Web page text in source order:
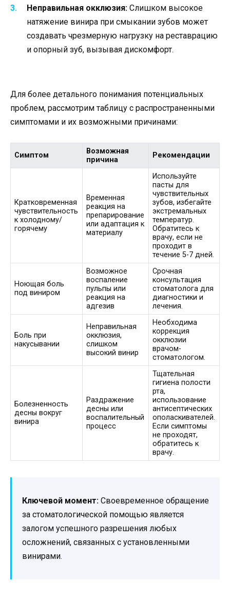
Неправильная окклюзия: Слишком высокое
натяжение винира при смыкании зубов может
создавать чрезмерную нагрузку на реставрацию
и опорный зуб, вызывая дискомфорт.
Для более детального понимания потенциальных
проблем, рассмотрим таблицу с распространенными
симптомами и их возможными причинами:
Симптом
Возможная
причина
Рекомендации
Кратковременная
чувствительность
к холодному/
горячему
Временная
реакция на
препарирование
или адаптация к
материалу
Используйте
пасты для
чувствительных
зубов, избегайте
экстремальных
температур.
Обратитесь к
врачу, если не
проходит в
течение 5-7 дней.
Ноющая боль
под виниром
Возможное
воспаление
пульпы или
реакция на
адгезив
Срочная
консультация
стоматолога для
диагностики и
лечения.
Боль при
накусывании
Неправильная
окклюзия,
слишком
высокий винир
Необходима
коррекция
окклюзии
врачом-
стоматологом.
Болезненность
десны вокруг
винира
Раздражение
десны или
воспалительный
процесс
Тщательная
гигиена полости
рта,
использование
антисептических
ополаскивателей.
Если симптомы
не проходят,
обратитесь к
врачу.
Ключевой момент: Своевременное обращение
за стоматологической помощью является
залогом успешного разрешения любых
осложнений, связанных с установленными
винирами.